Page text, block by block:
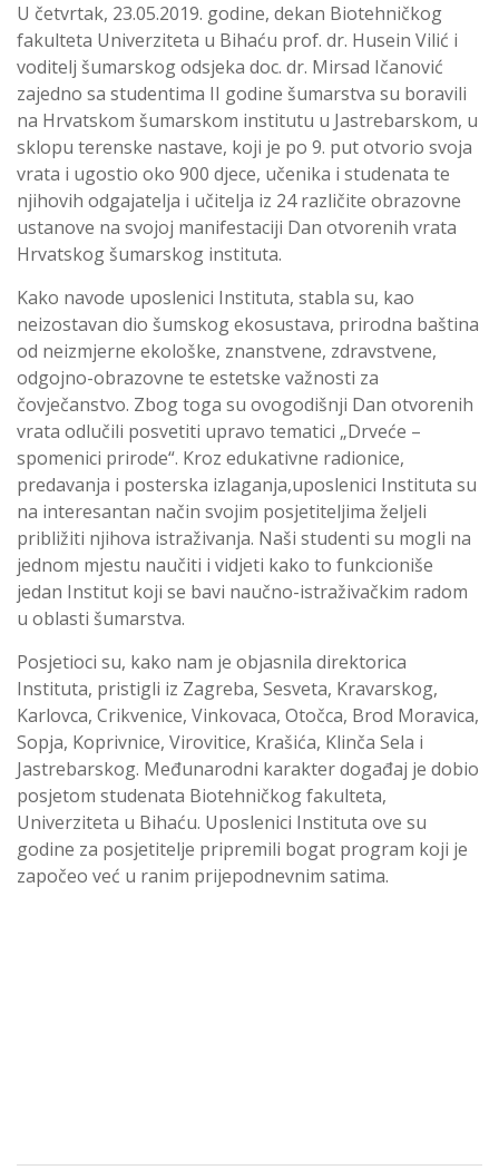
U četvrtak, 23.05.2019. godine, dekan Biotehničkog
fakulteta Univerziteta u Bihaću prof. dr. Husein Vilić i
voditelj šumarskog odsjeka doc. dr. Mirsad Ičanović
zajedno sa studentima II godine šumarstva su boravili
na Hrvatskom šumarskom institutu u Jastrebarskom, u
sklopu terenske nastave, koji je po 9. put otvorio svoja
vrata i ugostio oko 900 djece, učenika i studenata te
njihovih odgajatelja i učitelja iz 24 različite obrazovne
ustanove na svojoj manifestaciji Dan otvorenih vrata
Hrvatskog šumarskog instituta.
Kako navode uposlenici Instituta, stabla su, kao
neizostavan dio šumskog ekosustava, prirodna baština
od neizmjerne ekološke, znanstvene, zdravstvene,
odgojno-obrazovne te estetske važnosti za
čovječanstvo. Zbog toga su ovogodišnji Dan otvorenih
vrata odlučili posvetiti upravo tematici „Drveće –
spomenici prirode“. Kroz edukativne radionice,
predavanja i posterska izlaganja,uposlenici Instituta su
na interesantan način svojim posjetiteljima željeli
približiti njihova istraživanja. Naši studenti su mogli na
jednom mjestu naučiti i vidjeti kako to funkcioniše
jedan Institut koji se bavi naučno-istraživačkim radom
u oblasti šumarstva.
Posjetioci su, kako nam je objasnila direktorica
Instituta, pristigli iz Zagreba, Sesveta, Kravarskog,
Karlovca, Crikvenice, Vinkovaca, Otočca, Brod Moravica,
Sopja, Koprivnice, Virovitice, Krašića, Klinča Sela i
Jastrebarskog. Međunarodni karakter događaj je dobio
posjetom studenata Biotehničkog fakulteta,
Univerziteta u Bihaću. Uposlenici Instituta ove su
godine za posjetitelje pripremili bogat program koji je
započeo već u ranim prijepodnevnim satima.